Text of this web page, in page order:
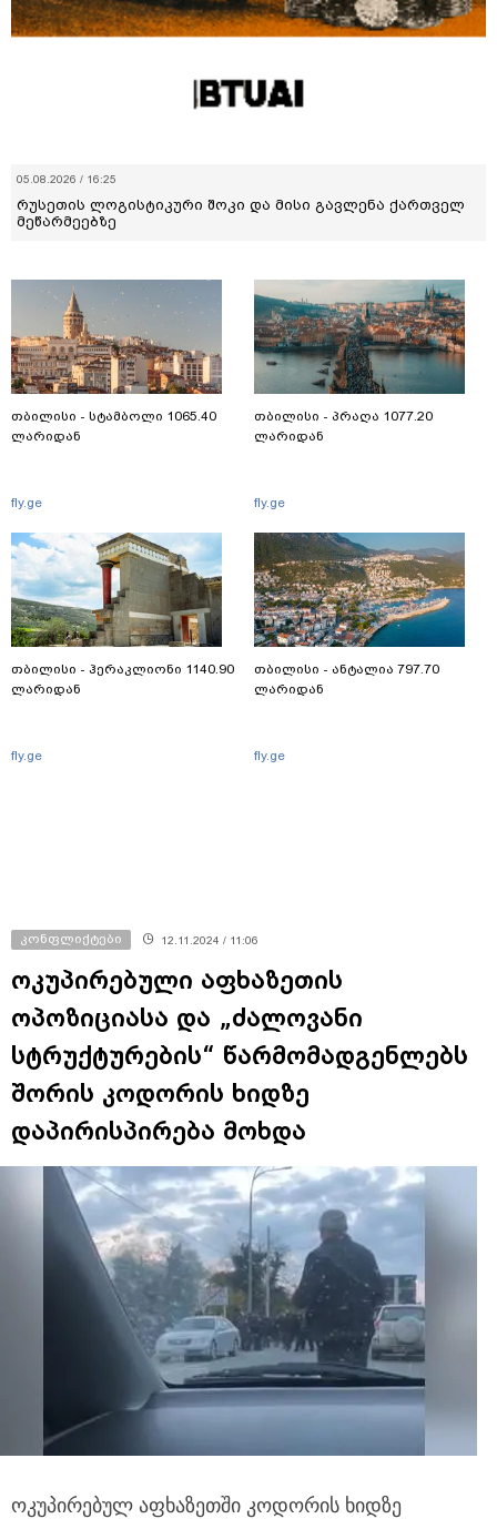
05.08.2026 / 16:25
რუსეთის ლოგისტიკური შოკი და მისი გავლენა ქართველ
მეწარმეებზე
თბილისი - სტამბოლი 1065.40
ლარიდან
fly.ge
თბილისი - ჰერაკლიონი 1140.90
ლარიდან
fly.ge
თბილისი - პრაღა 1077.20
ლარიდან
fly.ge
თბილისი - ანტალია 797.70
ლარიდან
fly.ge
კონფლიქტები 12.11.2024 / 11:06
ოკუპირებული აფხაზეთის
ოპოზიციასა და „ძალოვანი
სტრუქტურების“ წარმომადგენლებს
შორის კოდორის ხიდზე
დაპირისპირება მოხდა
ოკუპირებულ აფხაზეთში კოდორის ხიდზე